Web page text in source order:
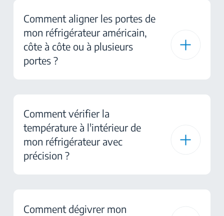
Comment aligner les portes de
mon réfrigérateur américain,
côte à côte ou à plusieurs
portes ?
Comment vérifier la
température à l'intérieur de
mon réfrigérateur avec
précision ?
Comment dégivrer mon